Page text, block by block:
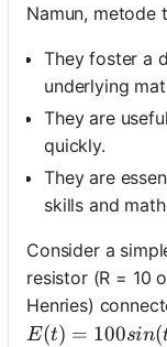
Namun, metode
They foster a
underlying
They are
quickly.
They are
skills and
Consider a
resistor (R = 10
Henries)
E(t) =
E(t) = 100sin(